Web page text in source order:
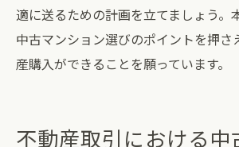
不動産プロによる中古マン
功事例
中古マンション購入で後悔しない
知識
適に送るための計画を立てましょう。
中古マンション選びのポイントを押さ
産購入ができることを願っています。
不動産取引における中